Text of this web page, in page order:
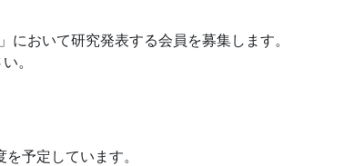
おいて研究発表する会員を募集します。
。
予定しています。